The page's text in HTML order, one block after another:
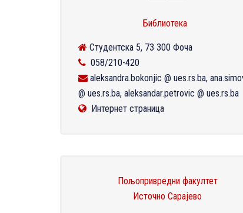
Библиотека
Студентска 5, 73 300 Фоча
058/210-420
aleksandra.bokonjic @ ues.rs.ba,
@ ues.rs.ba, aleksandar.petrovic @ ues.rs.ba
Интернет страница
Пољопривредни факултет
Источно Сарајево